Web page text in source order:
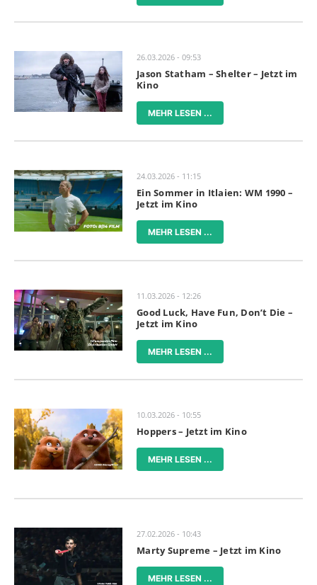
26.03.2026 - 09:53
Jason Statham – Shelter – Jetzt im
Kino
MEHR LESEN ...
24.03.2026 - 11:15
Ein Sommer in Itlaien: WM 1990 –
Jetzt im Kino
MEHR LESEN ...
11.03.2026 - 12:26
Good Luck, Have Fun, Don’t Die –
Jetzt im Kino
MEHR LESEN ...
10.03.2026 - 10:55
Hoppers – Jetzt im Kino
MEHR LESEN ...
27.02.2026 - 10:43
Marty Supreme – Jetzt im Kino
MEHR LESEN ...